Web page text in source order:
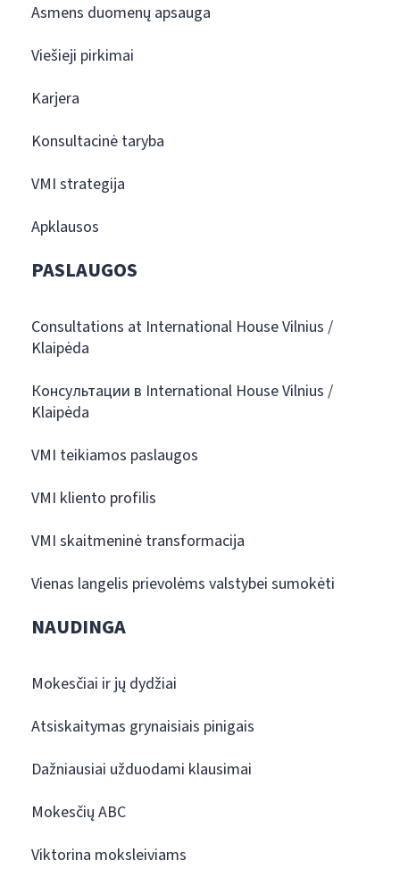
Asmens duomenų apsauga
Viešieji pirkimai
Karjera
Konsultacinė taryba
VMI strategija
Apklausos
PASLAUGOS
Consultations at International House Vilnius /
Klaipėda
Консультации в International House Vilnius /
Klaipėda
VMI teikiamos paslaugos
VMI kliento profilis
VMI skaitmeninė transformacija
Vienas langelis prievolėms valstybei sumokėti
NAUDINGA
Mokesčiai ir jų dydžiai
Atsiskaitymas grynaisiais pinigais
Dažniausiai užduodami klausimai
Mokesčių ABC
Viktorina moksleiviams